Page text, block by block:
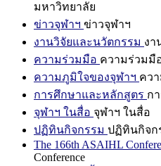
มหาวิทยาลัย
ข่าวจุฬาฯ ข่าวจุฬาฯ
งานวิจัยและนวัตกรรม งา
ความร่วมมือ ความร่วมมื
ความภูมิใจของจุฬาฯ คว
การศึกษาและหลักสูตร ก
จุฬาฯ ในสื่อ จุฬาฯ ในสื่อ
ปฏิทินกิจกรรม ปฏิทินกิจก
The 166th ASAIHL
Conference